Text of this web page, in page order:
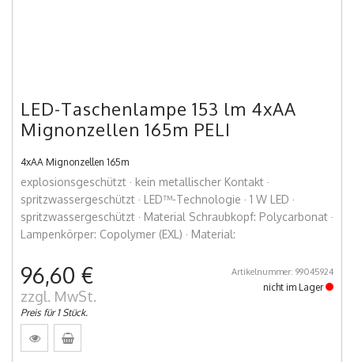
LED-Taschenlampe 153 lm 4xAA
Mignonzellen 165m PELI
4xAA Mignonzellen 165m
explosionsgeschützt · kein metallischer Kontakt ·
spritzwassergeschützt · LED™-Technologie · 1 W LED ·
spritzwassergeschützt · Material Schraubkopf: Polycarbonat ·
Lampenkörper: Copolymer (EXL) · Material:
96,60 €
zzgl. MwSt.
Preis für 1 Stück.
Artikelnummer: 99045924
nicht im Lager